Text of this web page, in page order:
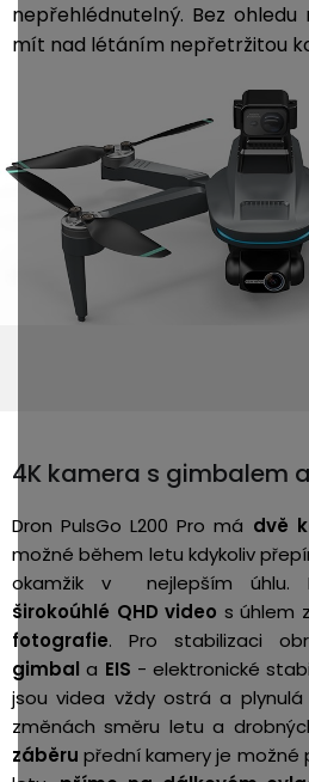
nepřehlédnutelný. Bez
mít nad létáním nepřetržitou
4K kamera s gimbalem a
Dron PulsGo L200 Pro má dvě
možné během letu kdykoliv
okamžik v nejlepším úhlu.
širokoúhlé QHD video s úhlem
fotografie. Pro stabilizaci
gimbal a EIS - elektronické
jsou videa vždy ostrá a
změnách směru letu a
záběru přední kamery je možné